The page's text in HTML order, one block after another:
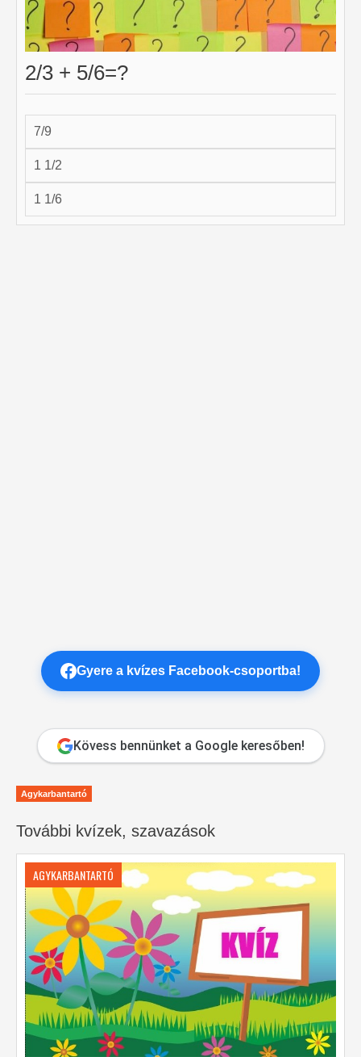
2/3 + 5/6=?
7/9
1 1/2
1 1/6
Gyere a kvízes Facebook-csoportba!
Kövess bennünket a Google keresőben!
Agykarbantartó
További kvízek, szavazások
AGYKARBANTARTÓ